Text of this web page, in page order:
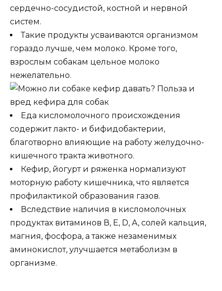
сердечно-сосудистой, костной и нервной
систем.
Такие продукты усваиваются организмом
гораздо лучше, чем молоко. Кроме того,
взрослым собакам цельное молоко
нежелательно.
Еда кисломолочного происхождения
содержит лакто- и бифидобактерии,
благотворно влияющие на работу желудочно-
кишечного тракта животного.
Кефир, йогурт и ряженка нормализуют
моторную работу кишечника, что является
профилактикой образования газов.
Вследствие наличия в кисломолочных
продуктах витаминов В, E, D, A, солей кальция,
магния, фосфора, а также незаменимых
аминокислот, улучшается метаболизм в
организме.